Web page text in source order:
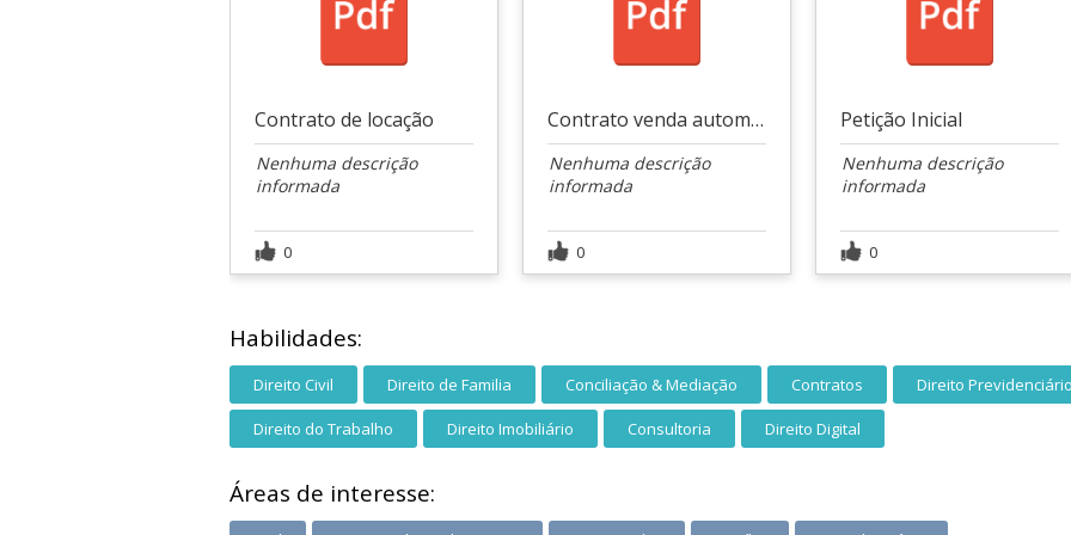
Contrato de locação
Nenhuma descrição
informada
0
Contrato venda automóvel
Nenhuma descrição
informada
0
Petição Inicial
Nenhuma descrição
informada
0
Habilidades:
Direito Civil Direito de Familia Conciliação & Mediação Contratos Direito Previdenciário
Direito do Trabalho Direito Imobiliário Consultoria Direito Digital
Áreas de interesse: